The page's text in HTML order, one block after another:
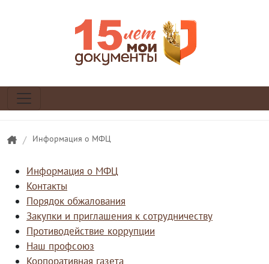
/ Информация о МФЦ
Информация о МФЦ
Контакты
Порядок обжалования
Закупки и приглашения к сотрудничеству
Противодействие коррупции
Наш профсоюз
Корпоративная газета